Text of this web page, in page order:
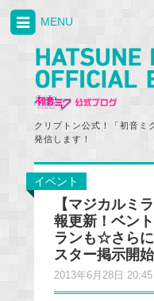
クリプトン公式！「初音ミ
発信します！
MENU
イベント
【マジカルミ
報更新！ベン
ランも☆さら
スター掲示開始
2013年6月28日 20:45